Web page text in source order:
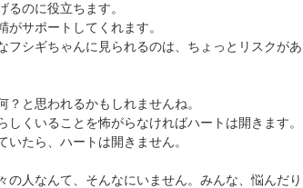
のに役立ちます。
サポートしてくれます。
フシギちゃんに見られるのは、ちょっとリスクがあ
と思われるかもしれませんね。
くいることを怖がらなければハートは開きます。
たら、ハートは開きません。
人なんて、そんなにいません。みんな、悩んだり